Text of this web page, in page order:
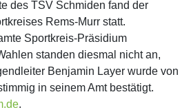
des TSV Schmiden fand der
Rems-Murr statt.
Sportkreis-Präsidium
standen diesmal nicht an,
Benjamin Layer wurde von
in seinem Amt bestätigt.
.